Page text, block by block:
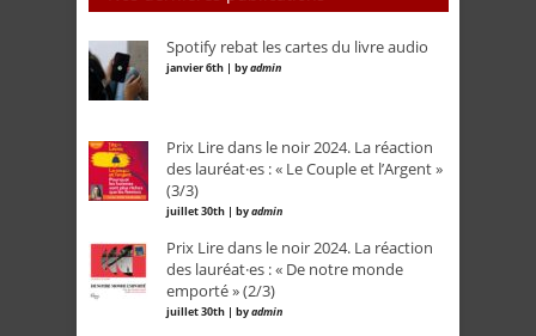
Spotify rebat les cartes du livre audio
janvier 6th | byadmin
Prix Lire dans le noir 2024. La réaction
des lauréat·es : « Le Couple et l’Argent »
(3/3)
juillet 30th | byadmin
Prix Lire dans le noir 2024. La réaction
des lauréat·es : « De notre monde
emporté » (2/3)
juillet 30th | byadmin